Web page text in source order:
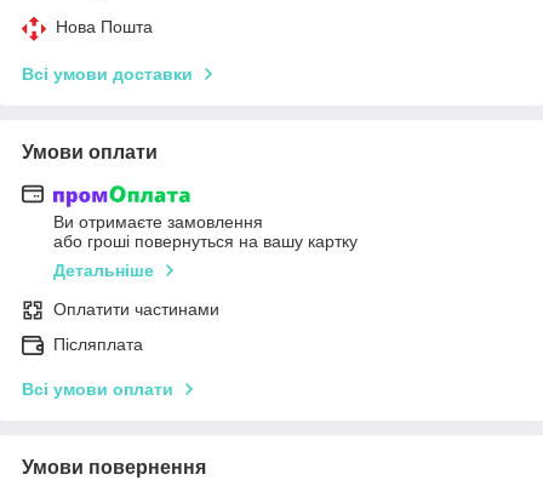
Нова Пошта
Всі умови доставки
Умови оплати
Ви отримаєте замовлення
або гроші повернуться на вашу картку
Детальніше
Оплатити частинами
Післяплата
Всі умови оплати
Умови повернення